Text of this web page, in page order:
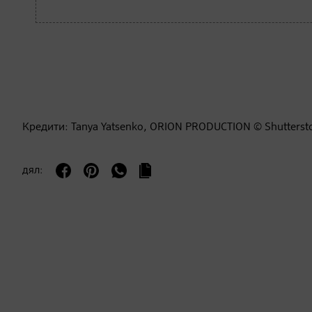
Кредити: Tanya Yatsenko, ORION PRODUCTION ©
дял: